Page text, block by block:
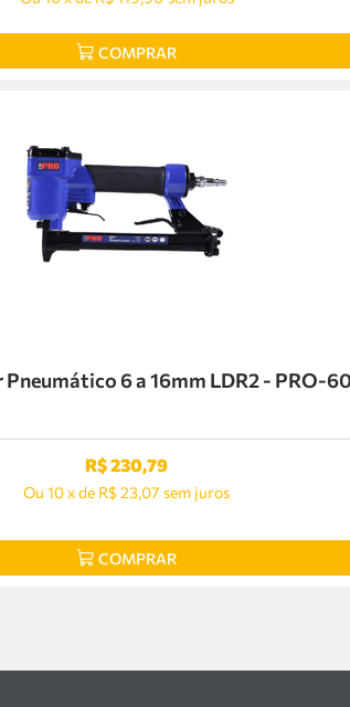
COMPRAR
6 a 16mm LDR2 - PRO-
R$230,79
Ou 10xde R$ 23,07 sem juros
COMPRAR